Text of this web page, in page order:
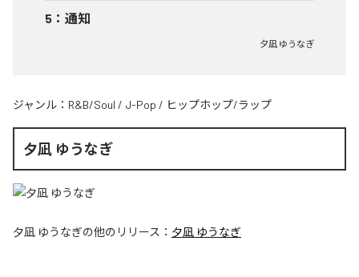
5 ： 通知
夕凪 ゆうなぎ
ジャンル： R&B/Soul / J-Pop / ヒップホップ/ラップ
夕凪 ゆうなぎ
夕凪 ゆうなぎの他のリリース： 夕凪 ゆうなぎ